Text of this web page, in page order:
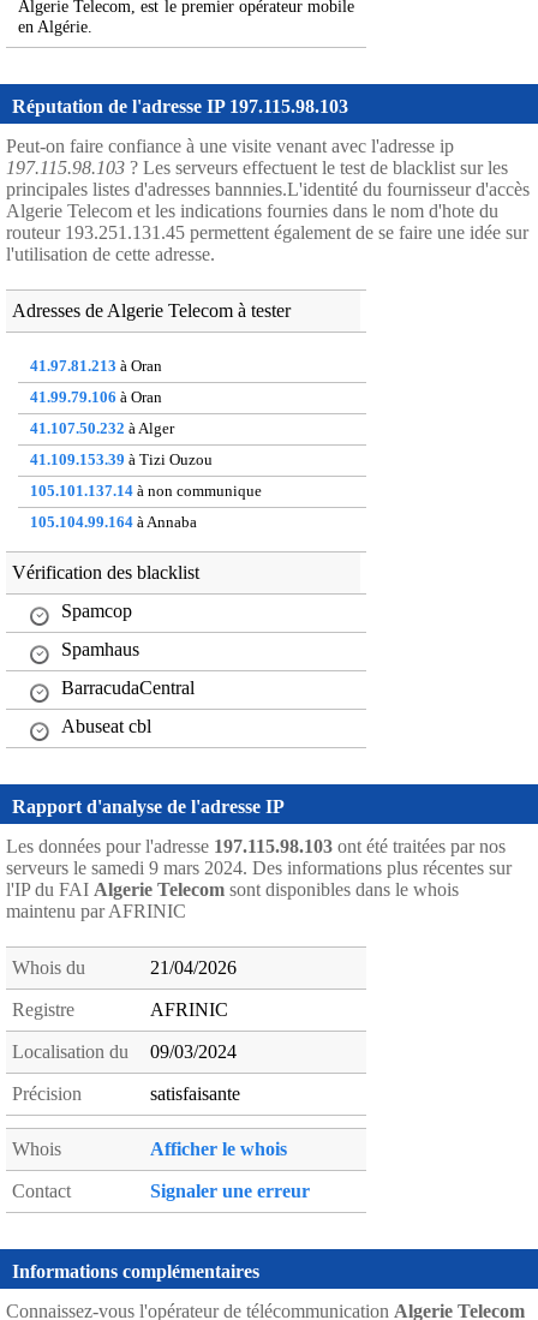
Algerie Telecom, est le premier opérateur mobile
en Algérie.
Réputation de l'adresse IP 197.115.98.103
Peut-on faire confiance à une visite venant avec l'adresse ip
197.115.98.103 ? Les serveurs effectuent le test de blacklist sur les
principales listes d'adresses bannnies.L'identité du fournisseur d'accès
Algerie Telecom et les indications fournies dans le nom d'hote du
routeur 193.251.131.45 permettent également de se faire une idée sur
l'utilisation de cette adresse.
Adresses de Algerie Telecom à tester
41.97.81.213 à Oran
41.99.79.106 à Oran
41.107.50.232 à Alger
41.109.153.39 à Tizi Ouzou
105.101.137.14 à non communique
105.104.99.164 à Annaba
105.107.132.250à Constantine
105.108.218.75 à Setif
154.121.251.140
197.203.171.154
Vérification des blacklist
Spamcop
Spamhaus
BarracudaCentral
Abuseat cbl
Rapport d'analyse de l'adresse IP
Les données pour l'adresse 197.115.98.103 ont été traitées par nos
serveurs le samedi 9 mars 2024. Des informations plus récentes sur
l'IP du FAI Algerie Telecom sont disponibles dans le whois
maintenu par AFRINIC
Whois du 21/04/2026
Registre AFRINIC
Localisation du 09/03/2024
Précision satisfaisante
Whois Afficher le whois
Contact Signaler une erreur
Informations complémentaires
Connaissez-vous l'opérateur de télécommunication Algerie Telecom